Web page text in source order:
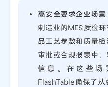
高安全要求企业场景
制造业的MES质检
品工艺参数和质量
审批或合规报表中
信息。在这些场
FlashTable确保了